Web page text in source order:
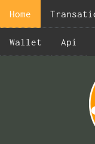
Home
Wallet Api